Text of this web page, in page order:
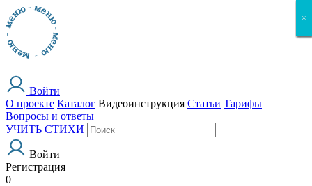
Войти
О проекте Каталог Видеоинструкция Статьи Тарифы
Вопросы и ответы
УЧИТЬ СТИХИ
Войти
Регистрация
0
×
×
×
×
×